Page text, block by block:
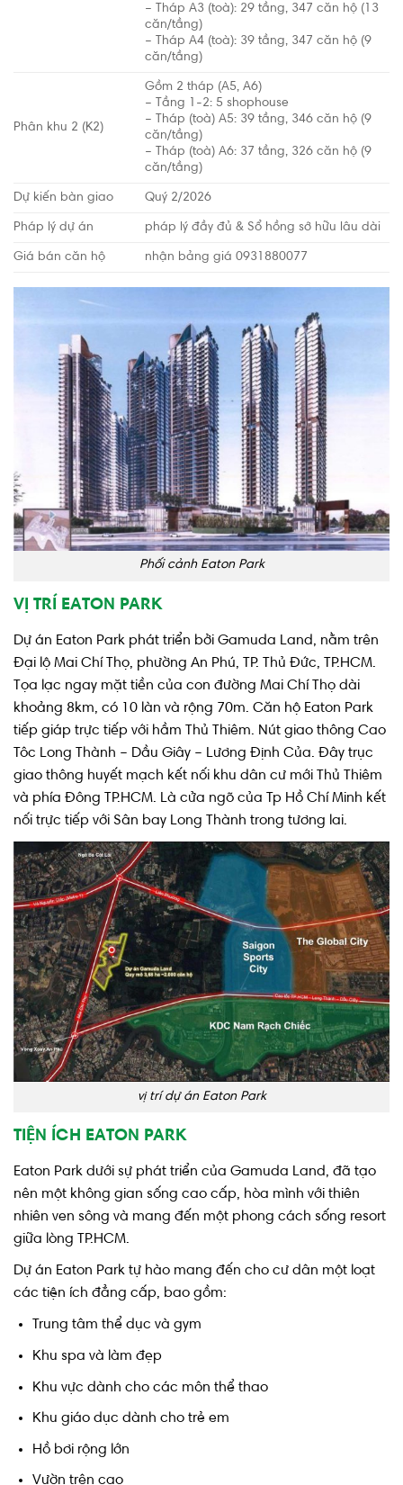
– Tháp A3 (toà): 29 tầng, 347 căn hộ (13
căn/tầng)
– Tháp A4 (toà): 39 tầng, 347 căn hộ (9
căn/tầng)
Phân khu 2 (K2)
Gồm 2 tháp (A5, A6)
– Tầng 1-2: 5 shophouse
– Tháp (toà) A5: 39 tầng, 346 căn hộ (9
căn/tầng)
– Tháp (toà) A6: 37 tầng, 326 căn hộ (9
căn/tầng)
Dự kiến bàn giao Quý 2/2026
Pháp lý dự án pháp lý đầy đủ & Sổ hồng sở hữu lâu dài
Giá bán căn hộ nhận bảng giá 0931880077
Phối cảnh Eaton Park
VỊ TRÍ EATON PARK
Dự án Eaton Park phát triển bởi Gamuda Land, nằm trên
Đại lộ Mai Chí Thọ, phường An Phú, TP. Thủ Đức, TP.HCM.
Tọa lạc ngay mặt tiền của con đường Mai Chí Thọ dài
khoảng 8km, có 10 làn và rộng 70m. Căn hộ Eaton Park
tiếp giáp trực tiếp với hầm Thủ Thiêm. Nút giao thông Cao
Tôc Long Thành – Dầu Giây – Lương Định Của. Đây trục
giao thông huyết mạch kết nối khu dân cư mới Thủ Thiêm
và phía Đông TP.HCM. Là cửa ngõ của Tp Hồ Chí Minh kết
nối trực tiếp với Sân bay Long Thành trong tương lai.
vị trí dự án Eaton Park
TIỆN ÍCH EATON PARK
Eaton Park dưới sự phát triển của Gamuda Land, đã tạo
nên một không gian sống cao cấp, hòa mình với thiên
nhiên ven sông và mang đến một phong cách sống resort
giữa lòng TP.HCM.
Dự án Eaton Park tự hào mang đến cho cư dân một loạt
các tiện ích đẳng cấp, bao gồm:
Trung tâm thể dục và gym
Khu spa và làm đẹp
Khu vực dành cho các môn thể thao
Khu giáo dục dành cho trẻ em
Hồ bơi rộng lớn
Vườn trên cao